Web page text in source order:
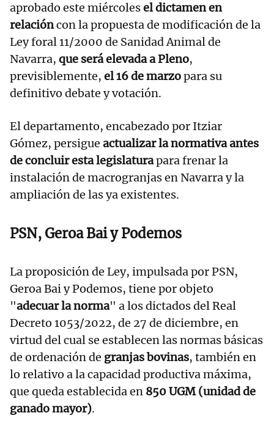
aprobado este miércolesel dictamen en
relacióncon la propuesta de modificación de la
Ley foral 11/2000 de Sanidad Animal de
Navarra, que será elevada a Pleno,
previsiblemente, el 16 de marzopara su
definitivo debate y votación.
El departamento, encabezado por Itziar
Gómez, persigue actualizar la normativa antes
de concluir esta legislaturapara frenar la
instalación de macrogranjas en Navarra y la
ampliación de las ya existentes.
PSN, Geroa Bai y Podemos
La proposición de Ley, impulsada por PSN,
Geroa Bai y Podemos, tiene por objeto
"adecuar la norma" a los dictados del Real
Decreto 1053/2022, de 27 de diciembre, en
virtud del cual se establecen las normas básicas
de ordenación de granjas bovinas, también en
lo relativo a la capacidad productiva máxima,
que queda establecida en 850 UGM (unidad de
ganado mayor).